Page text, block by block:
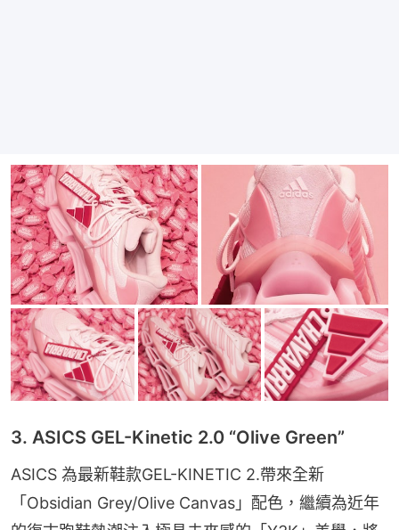
3. ASICS GEL-Kinetic 2.0 “Olive Green”
ASICS 為最新鞋款GEL-KINETIC 2.帶來全新
「Obsidian Grey/Olive Canvas」配色，繼續為近年